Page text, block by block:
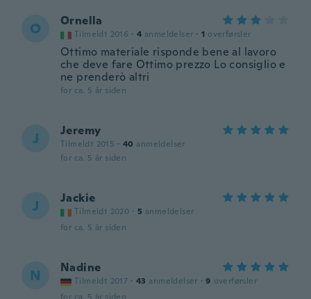
O Ornella
Tilmeldt 2016 · 4 anmeldelser · 1 overførsler
Ottimo materiale risponde bene al lavoro
che deve fare Ottimo prezzo Lo consiglio e
ne prenderò altri
for ca. 5 år siden
J Jeremy
Tilmeldt 2015 · 40 anmeldelser
for ca. 5 år siden
J Jackie
Tilmeldt 2020 · 5 anmeldelser
for ca. 5 år siden
N Nadine
Tilmeldt 2017 · 43 anmeldelser · 9 overførsler